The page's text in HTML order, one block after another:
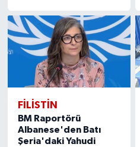
FILISTIN
BM Raportörü
Albanese'den Batı
Şeria'daki Yahudi